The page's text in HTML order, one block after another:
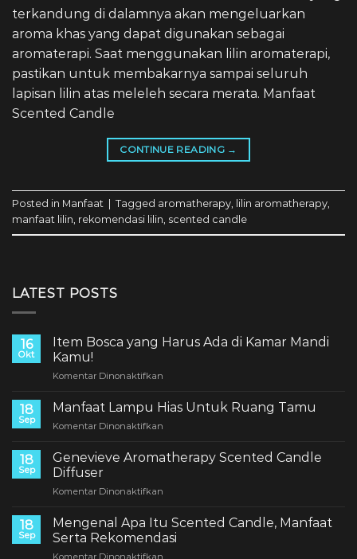
LATEST POSTS
16
Okt
Item Bosca yang Harus Ada di Kamar Mandi
Kamu!
Komentar Dinonaktifkan
Bosca
di
18
Sep
Manfaat Lampu Hias Untuk Ruang Tamu
Komentar Dinonaktifkan
Lampu
18
Sep
Genevieve Aromatherapy Scented Candle
Diffuser
Komentar Dinonaktifkan
Aromatherapy
Scented
Candle
18
Sep
Mengenal Apa Itu Scented Candle, Manfaat
Serta Rekomendasi
terkandung di dalamnya akan mengeluarkan
aroma khas yang dapat digunakan sebagai
aromaterapi. Saat menggunakan lilin aromaterapi,
pastikan untuk membakarnya sampai seluruh
lapisan lilin atas meleleh secara merata. Manfaat
Scented Candle
CONTINUE READING →
Posted in Manfaat Tagged aromatherapy lilin aromatherapy
manfaat lilin rekomendasi lilin scented candle